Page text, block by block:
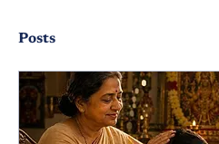
Posts